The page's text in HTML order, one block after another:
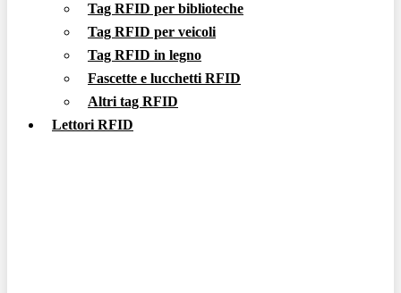
Tag RFID per biblioteche
Tag RFID per veicoli
Tag RFID in legno
Fascette e lucchetti RFID
Altri tag RFID
Lettori RFID